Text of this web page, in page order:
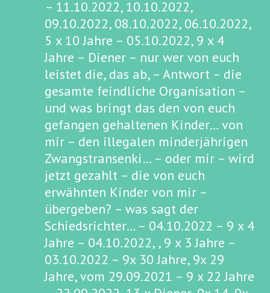
– 11.10.2022, 10.10.2022,
09.10.2022, 08.10.2022, 06.10.2022,
5 x 10 Jahre – 05.10.2022, 9 x 4
Jahre – Diener – nur wer von euch
leistet die, das ab, – Antwort – die
gesamte feindliche Organisation –
und was bringt das den von euch
gefangen gehaltenen Kinder… von
mir – den illegalen minderjährigen
Zwangstransenki… – oder mir – wird
jetzt gezahlt – die von euch
erwähnten Kinder von mir –
übergeben? – was sagt der
Schiedsrichter… – 04.10.2022 – 9 x 4
Jahre – 04.10.2022, , 9 x 3 Jahre –
03.10.2022 – 9x 30 Jahre, 9x 29
Jahre, vom 29.09.2021 – 9 x 22 Jahre